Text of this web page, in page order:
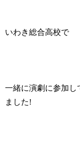
いわき総合高校で
一緒に演劇に参加し
ました!